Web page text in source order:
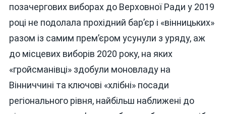
позачергових виборах до Верховної Ради у 2019
році не подолала прохідний бар’єр і «вінницьких»
разом із самим прем’єром усунули з уряду, аж
до місцевих виборів 2020 року, на яких
«гройсманівці» здобули моновладу на
Вінниччині та ключові «хлібні» посади
регіонального рівня, найбільш наближені до